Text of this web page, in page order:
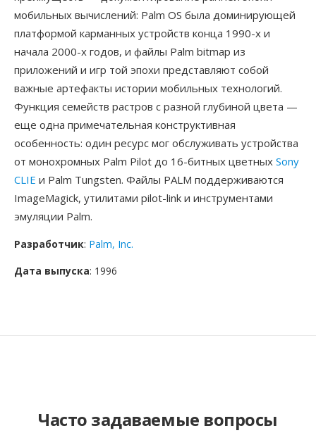
мобильных вычислений: Palm OS была доминирующей
платформой карманных устройств конца 1990-х и
начала 2000-х годов, и файлы Palm bitmap из
приложений и игр той эпохи представляют собой
важные артефакты истории мобильных технологий.
Функция семейств растров с разной глубиной цвета —
еще одна примечательная конструктивная
особенность: один ресурс мог обслуживать устройства
от монохромных Palm Pilot до 16-битных цветных Sony
CLIE и Palm Tungsten. Файлы PALM поддерживаются
ImageMagick, утилитами pilot-link и инструментами
эмуляции Palm.
Разработчик: Palm, Inc.
Дата выпуска: 1996
Часто задаваемые вопросы